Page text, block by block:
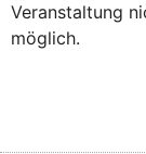
Veranstaltung
möglich.